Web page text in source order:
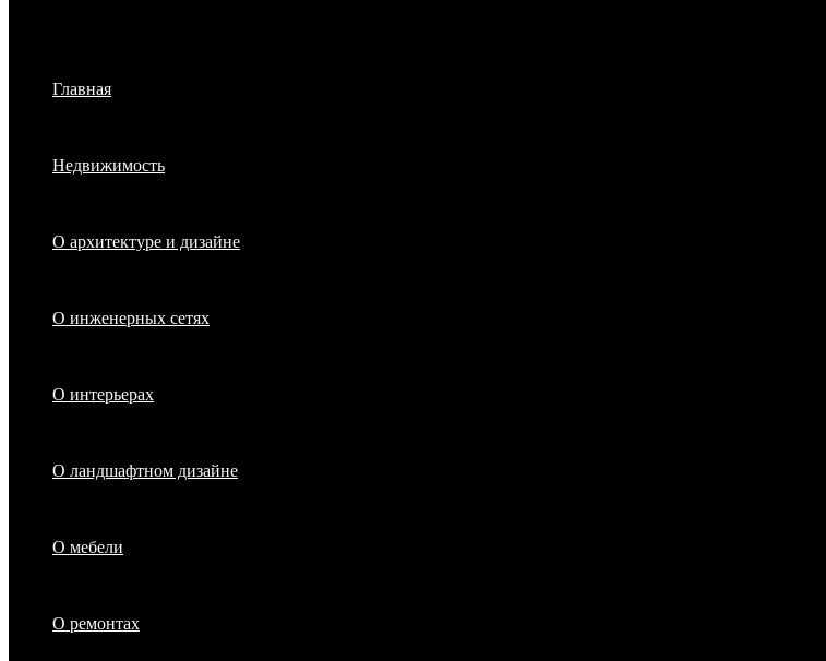
Главная
Недвижимость
О архитектуре и дизайне
О инженерных сетях
О интерьерах
О ландшафтном дизайне
О мебели
О ремонтах